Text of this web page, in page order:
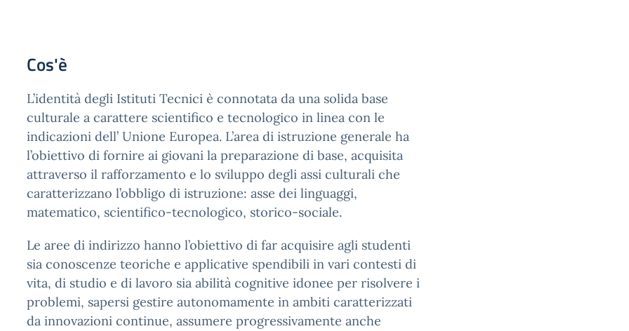
Cos'è
L’identità degli Istituti Tecnici è connotata da una solida base
culturale a carattere scientifico e tecnologico in linea con le
indicazioni dell’ Unione Europea. L’area di istruzione generale ha
l’obiettivo di fornire ai giovani la preparazione di base, acquisita
attraverso il rafforzamento e lo sviluppo degli assi culturali che
caratterizzano l’obbligo di istruzione: asse dei linguaggi,
matematico, scientifico-tecnologico, storico-sociale.
Le aree di indirizzo hanno l’obiettivo di far acquisire agli studenti
sia conoscenze teoriche e applicative spendibili in vari contesti di
vita, di studio e di lavoro sia abilità cognitive idonee per risolvere i
problemi, sapersi gestire autonomamente in ambiti caratterizzati
da innovazioni continue, assumere progressivamente anche